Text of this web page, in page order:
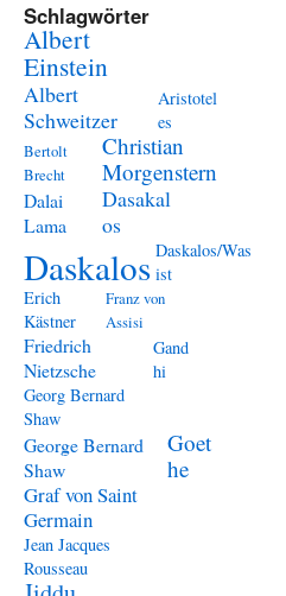
Schlagwörter
Albert
Einstein
Albert
Schweitzer
Aristotel
es
Bertolt
Brecht
Christian
Morgenstern
Dalai
Lama
Dasakal
os
Daskalos Daskalos/Was
ist
Erich
Kästner
Franz von
Assisi
Friedrich
Nietzsche
Gand
hi
Georg Bernard
Shaw
George Bernard
Shaw
Goet
he
Graf von Saint
Germain
Jean Jacques
Rousseau